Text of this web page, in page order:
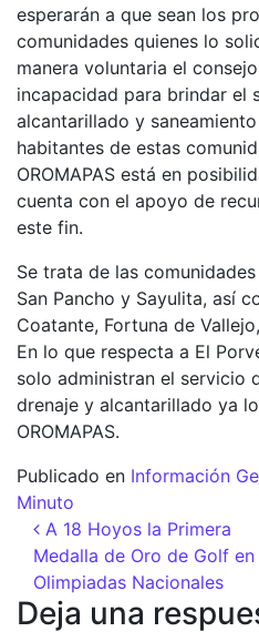
esperarán a que sean los
comunidades quienes lo
manera voluntaria el
incapacidad para brindar el
alcantarillado y
habitantes de estas
OROMAPAS está en
cuenta con el apoyo de
este fin.
Se trata de las
San Pancho y Sayulita, así
Coatante, Fortuna de
En lo que respecta a El
solo administran el servicio
drenaje y alcantarillado ya
OROMAPAS.
Publicado en Información
Minuto
Navegación
A 18 Hoyos la Primera
Medalla de Oro de Golf en
Olimpiadas Nacionales
Deja una